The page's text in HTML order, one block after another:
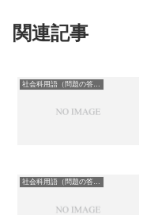
関連記事
社会科用語（問題の答え）